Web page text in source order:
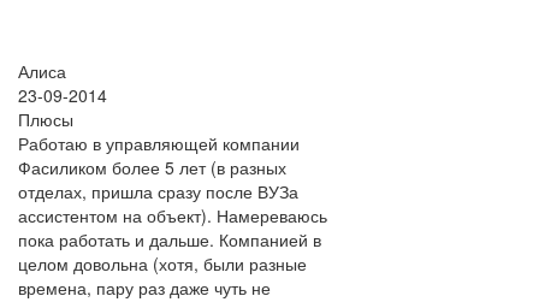
Алиса
23-09-2014
Плюсы
Работаю в управляющей компании
Фасиликом более 5 лет (в разных
отделах, пришла сразу после ВУЗа
ассистентом на объект). Намереваюсь
пока работать и дальше. Компанией в
целом довольна (хотя, были разные
времена, пару раз даже чуть не